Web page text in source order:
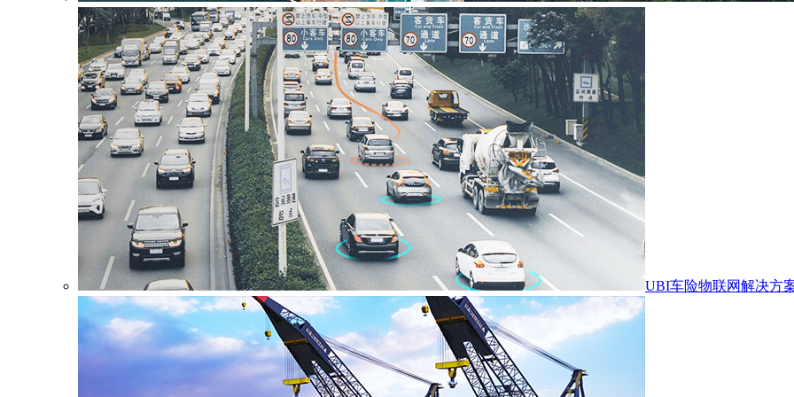
UBI车险物联网解决方